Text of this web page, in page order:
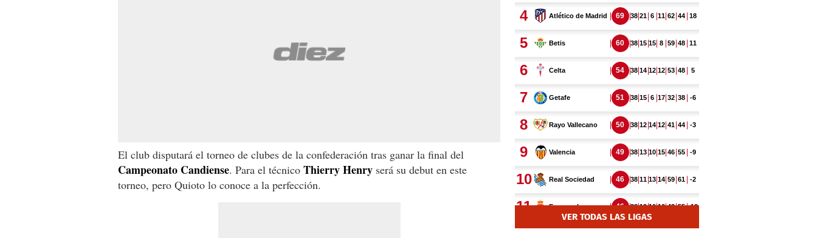
El club disputará el torneo de clubes de la confederación tras ganar la final del
Campeonato Candiense. Para el técnico Thierry Henry será su debut en este
torneo, pero Quioto lo conoce a la perfección.
VER TODAS LAS LIGAS